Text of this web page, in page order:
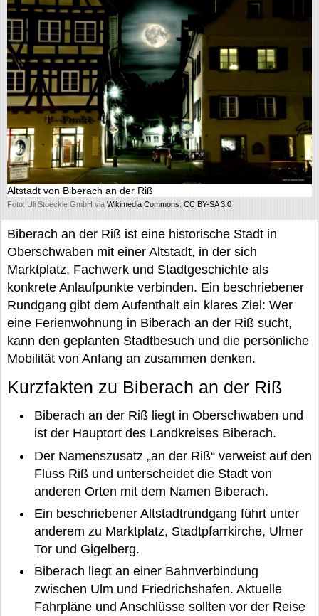
Altstadt von Biberach an der Riß
Foto: Uli Stoeckle GmbH via Wikimedia Commons, CC BY-SA 3.0
Biberach an der Riß ist eine historische Stadt in
Oberschwaben mit einer Altstadt, in der sich
Marktplatz, Fachwerk und Stadtgeschichte als
konkrete Anlaufpunkte verbinden. Ein beschriebener
Rundgang gibt dem Aufenthalt ein klares Ziel: Wer
eine Ferienwohnung in Biberach an der Riß sucht,
kann den geplanten Stadtbesuch und die persönliche
Mobilität von Anfang an zusammen denken.
Kurzfakten zu Biberach an der Riß
Biberach an der Riß liegt in Oberschwaben und
ist der Hauptort des Landkreises Biberach.
Der Namenszusatz „an der Riß“ verweist auf den
Fluss Riß und unterscheidet die Stadt von
anderen Orten mit dem Namen Biberach.
Ein beschriebener Altstadtrundgang führt unter
anderem zu Marktplatz, Stadtpfarrkirche, Ulmer
Tor und Gigelberg.
Biberach liegt an einer Bahnverbindung
zwischen Ulm und Friedrichshafen. Aktuelle
Fahrpläne und Anschlüsse sollten vor der Reise